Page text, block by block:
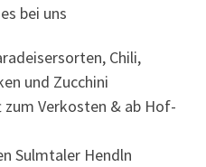
bei uns
Chili,
und Zucchini
Verkosten & ab Hof-
Sulmtaler Hendln